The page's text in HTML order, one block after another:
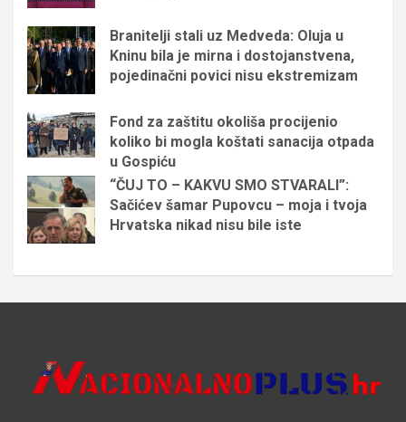
Branitelji stali uz Medveda: Oluja u
Kninu bila je mirna i dostojanstvena,
pojedinačni povici nisu ekstremizam
Fond za zaštitu okoliša procijenio
koliko bi mogla koštati sanacija otpada
u Gospiću
“ČUJ TO – KAKVU SMO STVARALI”:
Sačićev šamar Pupovcu – moja i tvoja
Hrvatska nikad nisu bile iste